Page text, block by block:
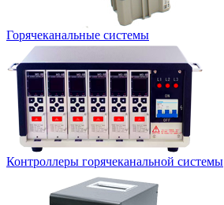
Горячеканальные системы
Контроллеры горячеканальной системы